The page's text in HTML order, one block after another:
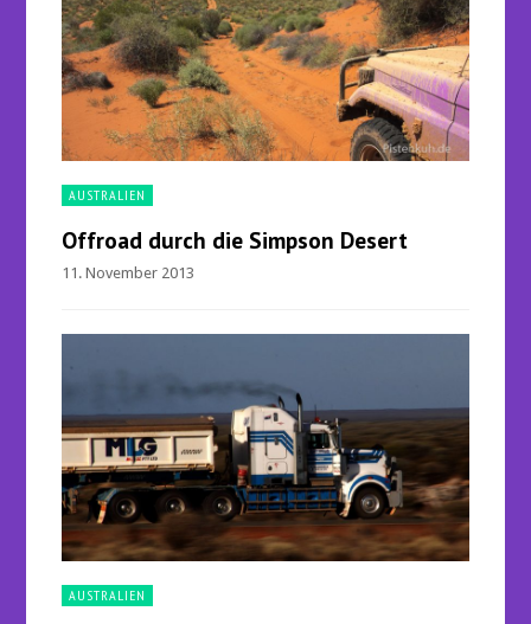
AUSTRALIEN
Offroad durch die Simpson Desert
11. November 2013
AUSTRALIEN